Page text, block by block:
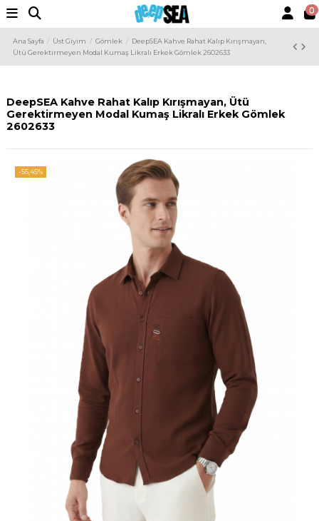
0
Ana Sayfa Üst Giyim Gömlek
DeepSEA Kahve Rahat Kalıp Kırışmayan,
Ütü Gerektirmeyen Modal Kumaş Likralı Erkek Gömlek 2602633
DeepSEA Kahve Rahat Kalıp Kırışmayan, Ütü
Gerektirmeyen Modal Kumaş Likralı Erkek Gömlek
2602633
-55,45%